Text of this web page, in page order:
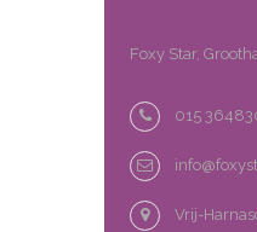
Foxy Star,
015
Vrij-